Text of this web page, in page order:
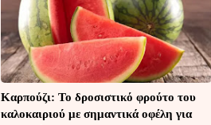
Καρπούζι: Το δροσιστικό φρούτο του
καλοκαιριού με σημαντικά οφέλη για